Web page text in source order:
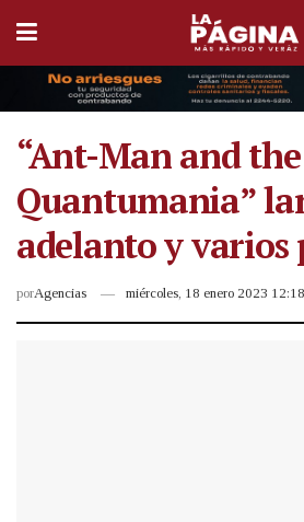
“Ant-Man and
Quantumania”
adelanto y varios
porAgencias miércoles, 18 enero 2023